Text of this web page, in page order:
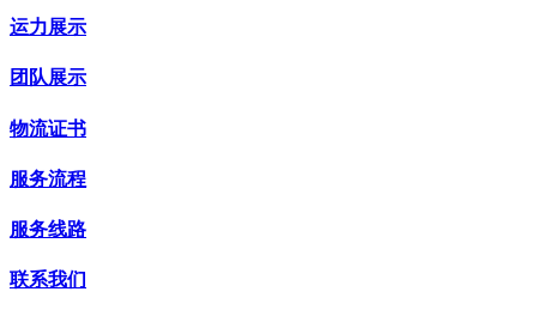
运力展示
团队展示
物流证书
服务流程
服务线路
联系我们